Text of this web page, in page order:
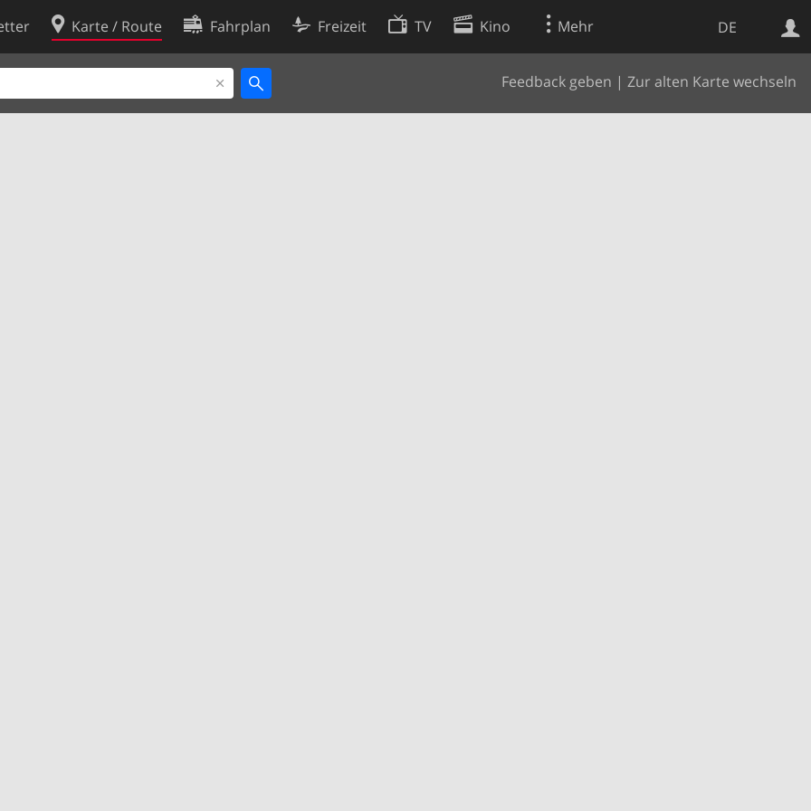
DE
Karte / Route Fahrplan Freizeit TV Kino Mehr
Feedback geben | Zur alten Karte wechseln
Websuche
Cookie-Richtlinie
Cookie-Einstellungen